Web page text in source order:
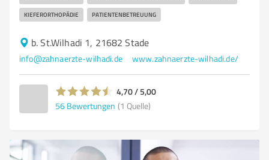
KIEFERORTHOPÄDIE PATIENTENBETREUUNG
b. St.Wilhadi 1, 21682 Stade
info@zahnaerzte-wilhadi.de www.zahnaerzte-wilhadi.de/
4,70 / 5,00
56 Bewertungen (1 Quelle)